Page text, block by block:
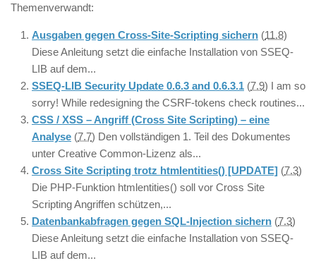
Themenverwandt:
Ausgaben gegen Cross-Site-Scripting sichern (11.8)
Diese Anleitung setzt die einfache Installation von SSEQ-
LIB auf dem...
SSEQ-LIB Security Update 0.6.3 and 0.6.3.1 (7.9) I am so
sorry! While redesigning the CSRF-tokens check routines...
CSS / XSS – Angriff (Cross Site Scripting) – eine
Analyse (7.7) Den vollständigen 1. Teil des Dokumentes
unter Creative Common-Lizenz als...
Cross Site Scripting trotz htmlentities() [UPDATE] (7.3)
Die PHP-Funktion htmlentities() soll vor Cross Site
Scripting Angriffen schützen,...
Datenbankabfragen gegen SQL-Injection sichern (7.3)
Diese Anleitung setzt die einfache Installation von SSEQ-
LIB auf dem...